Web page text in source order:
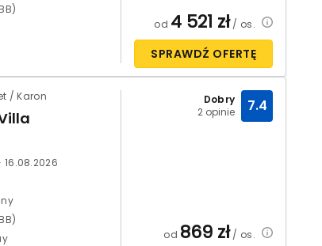
od 4 521 zł/ os.
SPRAWDŹ OFERTĘ
/ Karon
Dobry
2 opinie
7.4
od 869 zł/ os.